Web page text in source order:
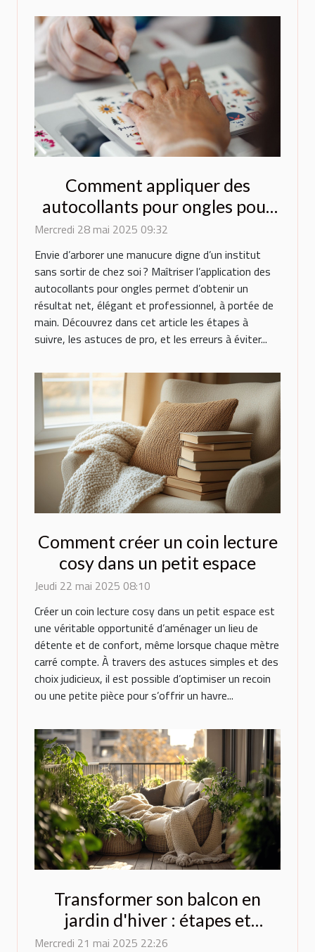
Comment appliquer des
autocollants pour ongles pour
un résultat professionnel
Mercredi 28 mai 2025 09:32
Envie d’arborer une manucure digne d’un institut
sans sortir de chez soi ? Maîtriser l’application des
autocollants pour ongles permet d’obtenir un
résultat net, élégant et professionnel, à portée de
main. Découvrez dans cet article les étapes à
suivre, les astuces de pro, et les erreurs à éviter...
Comment créer un coin lecture
cosy dans un petit espace
Jeudi 22 mai 2025 08:10
Créer un coin lecture cosy dans un petit espace est
une véritable opportunité d’aménager un lieu de
détente et de confort, même lorsque chaque mètre
carré compte. À travers des astuces simples et des
choix judicieux, il est possible d’optimiser un recoin
ou une petite pièce pour s’offrir un havre...
Transformer son balcon en
jardin d'hiver : étapes et
conseils
Mercredi 21 mai 2025 22:26